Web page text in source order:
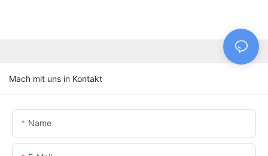
Mach mit uns in Kontakt
Name